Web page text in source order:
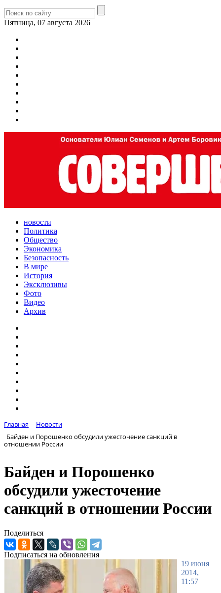
Пятница, 07 августа 2026
новости
Политика
Общество
Экономика
Безопасность
В мире
История
Эксклюзивы
Фото
Видео
Архив
Главная
Новости
Байден и Порошенко обсудили ужесточение санкций в
отношении России
Байден и Порошенко
обсудили ужесточение
санкций в отношении России
Поделиться
Подписаться на обновления
19 июня
2014,
11:57